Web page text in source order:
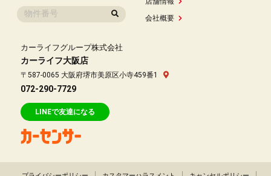
会社概要
カーライフグループ株式会社
カーライフ大阪店
〒587-0065 大阪府堺市美原区小寺459番1
072-290-7729
LINEで友達になる